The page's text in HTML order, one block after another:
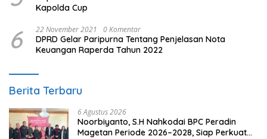
Kapolda Cup
6 22 November 2021 0 Komentar
DPRD Gelar Paripurna Tentang Penjelasan Nota
Keuangan Raperda Tahun 2022
Berita Terbaru
6 Agustus 2026
Noorbiyanto, S.H Nahkodai BPC Peradin
Magetan Periode 2026–2028, Siap Perkuat